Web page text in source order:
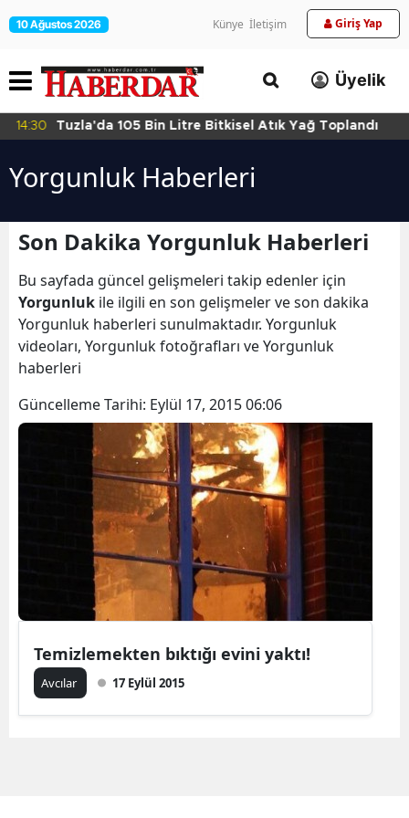
10 Ağustos 2026 Künye İletişim Giriş Yap
Üyelik
14:30 Tuzla'da 105 Bin Litre Bitkisel Atık Yağ Toplandı
Yorgunluk Haberleri
Son Dakika Yorgunluk Haberleri
Bu sayfada güncel gelişmeleri takip edenler için
Yorgunluk ile ilgili en son gelişmeler ve son dakika
Yorgunluk haberleri sunulmaktadır. Yorgunluk
videoları, Yorgunluk fotoğrafları ve Yorgunluk
haberleri
Güncelleme Tarihi: Eylül 17, 2015 06:06
Temizlemekten bıktığı evini yaktı!
Avcılar 17 Eylül 2015